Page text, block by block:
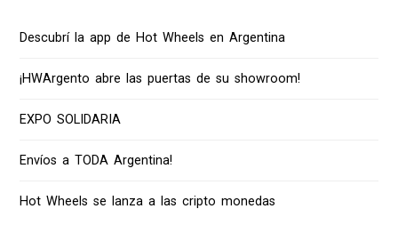
Descubrí la app de Hot Wheels en Argentina
¡HWArgento abre las puertas de su showroom!
EXPO SOLIDARIA
Envíos a TODA Argentina!
Hot Wheels se lanza a las cripto monedas